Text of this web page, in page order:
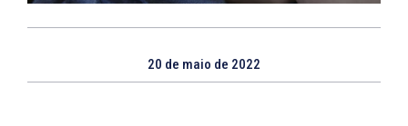
20 de maio de 2022